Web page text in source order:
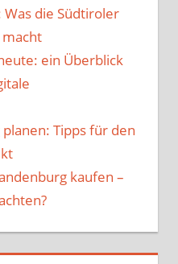
Was die Südtiroler
ein Überblick
Tipps für den
kaufen –